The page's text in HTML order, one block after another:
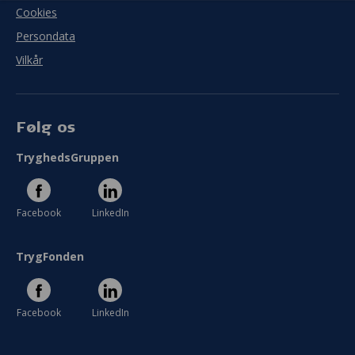
Cookies
Persondata
Vilkår
Følg os
TryghedsGruppen
Facebook LinkedIn
TrygFonden
Facebook LinkedIn